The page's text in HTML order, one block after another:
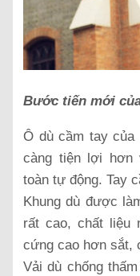
Bước tiến mới
Ô dù cầm tay
càng tiện lợi hơn
toàn tự động. Tay
Khung dù được
rất cao, chất liệu
cứng cao hơn sắt,
Vải dù chống